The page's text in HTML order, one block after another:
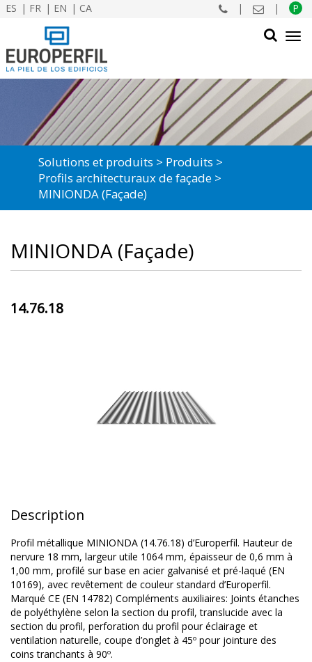
ES FR EN CA | | P
CHERCHER
Solutions et produits
Produits
Profils architecturaux de façade
MINIONDA (Façade)
MINIONDA (Façade)
14.76.18
Description
Profil métallique MINIONDA (14.76.18) d’Europerfil. Hauteur de
nervure 18 mm, largeur utile 1064 mm, épaisseur de 0,6 mm à
1,00 mm, profilé sur base en acier galvanisé et pré-laqué (EN
10169), avec revêtement de couleur standard d’Europerfil.
Marqué CE (EN 14782) Compléments auxiliaires: Joints étanches
de polyéthylène selon la section du profil, translucide avec la
section du profil, perforation du profil pour éclairage et
ventilation naturelle, coupe d’onglet à 45º pour jointure des
coins tranchants à 90º.